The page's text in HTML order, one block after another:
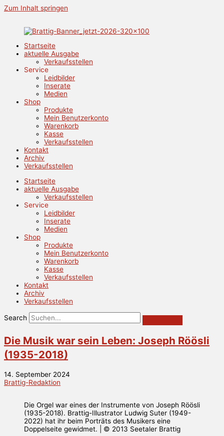
Zum Inhalt springen
Startseite
aktuelle Ausgabe
Verkaufsstellen
Service
Leidbilder
Inserate
Medien
Shop
Produkte
Mein Benutzerkonto
Warenkorb
Kasse
Verkaufsstellen
Kontakt
Archiv
Verkaufsstellen
Startseite
aktuelle Ausgabe
Verkaufsstellen
Service
Leidbilder
Inserate
Medien
Shop
Produkte
Mein Benutzerkonto
Warenkorb
Kasse
Verkaufsstellen
Kontakt
Archiv
Verkaufsstellen
Search
Die Musik war sein Leben: Joseph Röösli
(1935-2018)
14. September 2024
Brattig-Redaktion
Die Orgel war eines der Instrumente von Joseph Röösli
(1935-2018). Brattig-Illustrator Ludwig Suter (1949-
2022) hat ihr beim Porträts des Musikers eine
Doppelseite gewidmet. | © 2013 Seetaler Brattig